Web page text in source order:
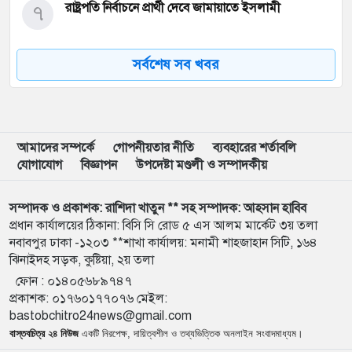
রাষ্ট্রপতি নির্বাচনে প্রার্থী দেবে জামায়াতে ইসলামী
৭
বাবার নির্যাতন থেকে ৫০০ টাকা নিয়ে পালিয়েছিলেন রবি
কিষাণ
রাশেদ খান
ইরান যুদ্ধ থেকে বের হওয়ার কূটনৈতিক পথ খুঁজছেন
জেনারেল ড্যান কেইন
১১
সারা দেশে বোমা হামলার আশঙ্কা, পুলিশকে সর্বোচ্চ সতর্ক
থাকার নির্দেশ
১২
সর্বশেষ সব খবর
আমাদের সম্পর্কে গোপনীয়তার নীতি
ব্যবহারের শর্তাবলি
যোগাযোগ
বিজ্ঞাপন উপদেষ্টা মণ্ডলী ও সম্পাদকীয়
সম্পাদক ও প্রকাশক: রাশিদা খাতুন ** সহ সম্পাদক: আহসান হাবিব
প্রধান কার্যালয়ের ঠিকানা: বিসি সি রোড ৫ এস আলম মার্কেট ৩য় তলা
নবাবপুর ঢাকা -১২০৩ **শাখা কার্যালয়: মনামী শাহজাহান সিটি, ১৬৪
ঝিনাইদহ সড়ক, কুষ্টিয়া, ২য় তলা
ফোন : ০১৪০৫৬৮৯৭৪৭
প্রকাশক: ০১৭৬০১৭৭০৭৬ মেইল:
bastobchitro24news@gmail.com
বাস্তবচিত্র ২৪ নিউজএকটি নিরপেক্ষ, দায়িত্বশীল ও তথ্যভিত্তিক অনলাইন সংবাদমাধ্যম।